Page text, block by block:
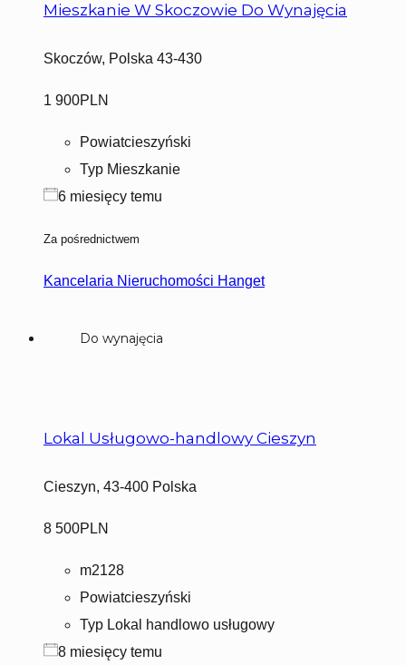
Mieszkanie W Skoczowie Do Wynajęcia
Skoczów, Polska 43-430
1 900PLN
Powiatcieszyński
Typ Mieszkanie
6 miesięcy temu
Za pośrednictwem
Kancelaria Nieruchomości Hanget
Do wynajęcia
Lokal Usługowo-handlowy Cieszyn
Cieszyn, 43-400 Polska
8 500PLN
m2128
Powiatcieszyński
Typ Lokal handlowo usługowy
8 miesięcy temu